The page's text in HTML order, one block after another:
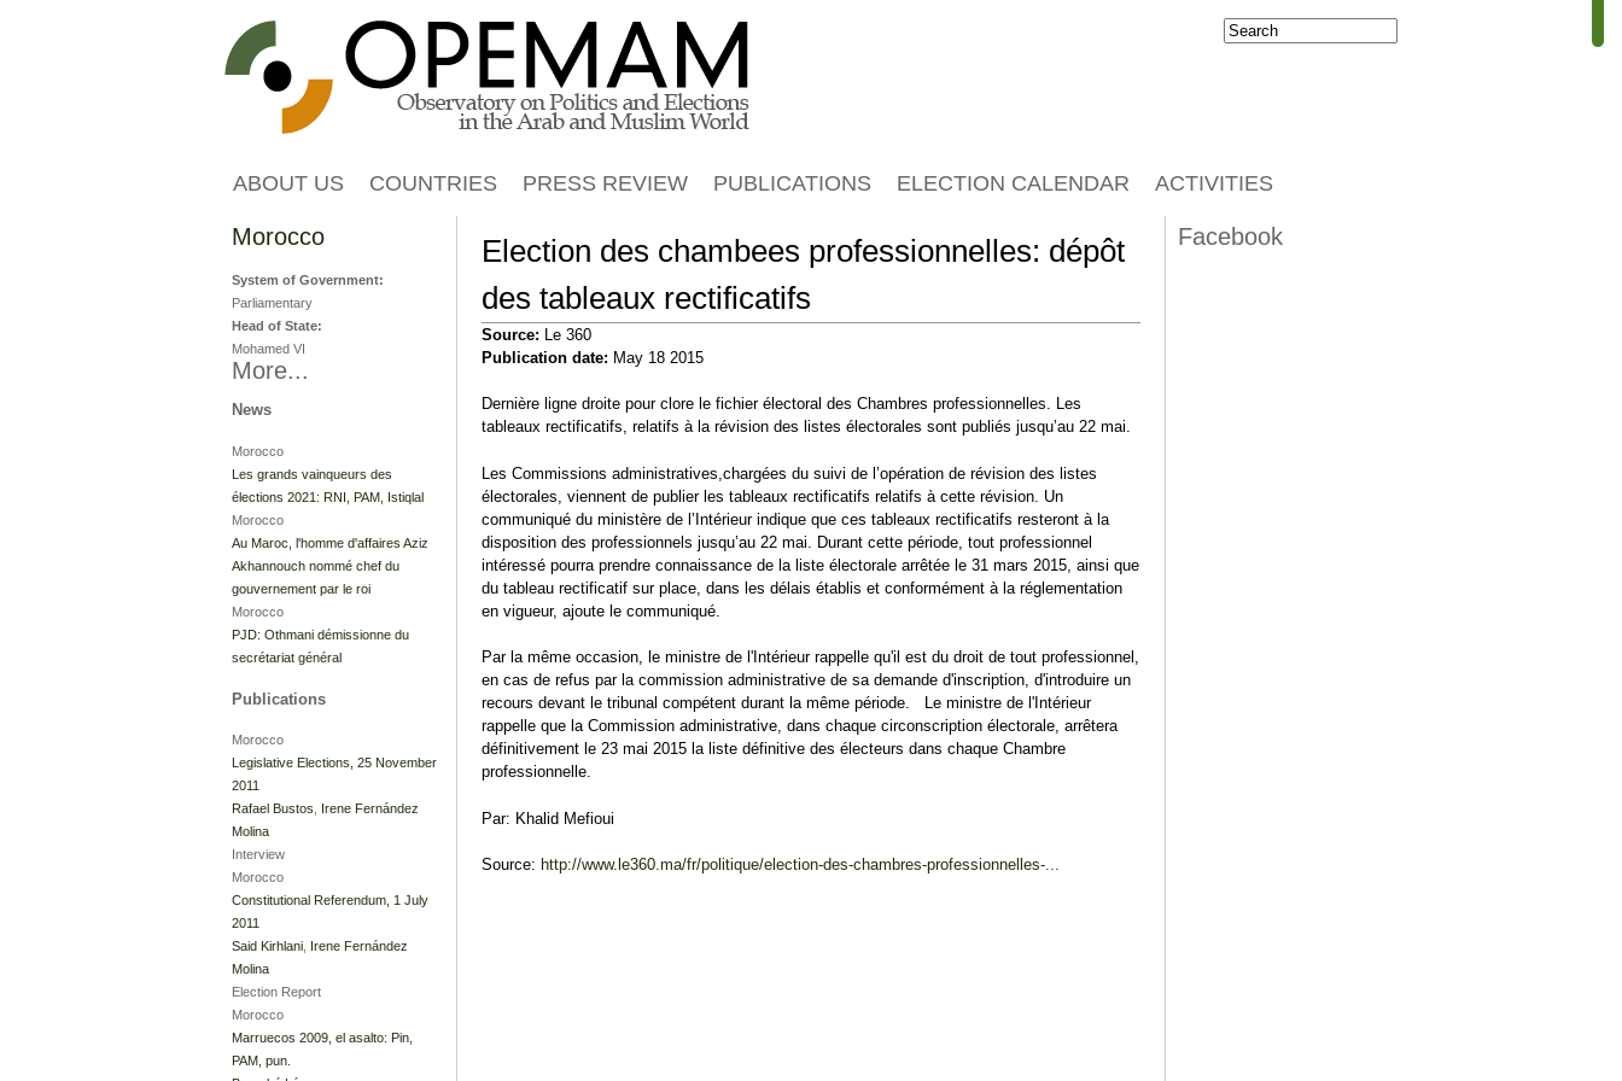
Search form
Search
Election des chambees professionnelles: dépôt
des tableaux rectificatifs
Source:
Le 360
Publication date: May 18 2015
Dernière ligne droite pour clore le fichier électoral des Chambres professionnelles. Les
tableaux rectificatifs, relatifs à la révision des listes électorales sont publiés jusqu’au 22 mai.
Les Commissions administratives,chargées du suivi de l’opération de révision des listes
électorales, viennent de publier les tableaux rectificatifs relatifs à cette révision. Un
communiqué du ministère de l’Intérieur indique que ces tableaux rectificatifs resteront à la
disposition des professionnels jusqu’au 22 mai. Durant cette période, tout professionnel
intéressé pourra prendre connaissance de la liste électorale arrêtée le 31 mars 2015, ainsi que
du tableau rectificatif sur place, dans les délais établis et conformément à la réglementation
en vigueur, ajoute le communiqué.
Par la même occasion, le ministre de l'Intérieur rappelle qu'il est du droit de tout professionnel,
en cas de refus par la commission administrative de sa demande d'inscription, d'introduire un
recours devant le tribunal compétent durant la même période. Le ministre de l'Intérieur
rappelle que la Commission administrative, dans chaque circonscription électorale, arrêtera
définitivement le 23 mai 2015 la liste définitive des électeurs dans chaque Chambre
professionnelle.
Par: Khalid Mefioui
Source: http://www.le360.ma/fr/politique/election-des-chambres-professionnelles-...
ABOUT US COUNTRIES PRESS REVIEW PUBLICATIONS ELECTION CALENDAR ACTIVITIES
Morocco
System of Government:
Parliamentary
Head of State:
Mohamed VI
More...
News
Morocco
Les grands vainqueurs des
élections 2021: RNI, PAM, Istiqlal
Morocco
Au Maroc, l'homme d'affaires Aziz
Akhannouch nommé chef du
gouvernement par le roi
Morocco
PJD: Othmani démissionne du
secrétariat général
Publications
Morocco
Legislative Elections, 25 November
2011
Rafael Bustos
Irene Fernández
Molina
Interview
Morocco
Constitutional Referendum, 1 July
2011
Said Kirhlani
Irene Fernández
Molina
Election Report
Morocco
Marruecos 2009, el asalto: Pin,
PAM, pun.
Facebook